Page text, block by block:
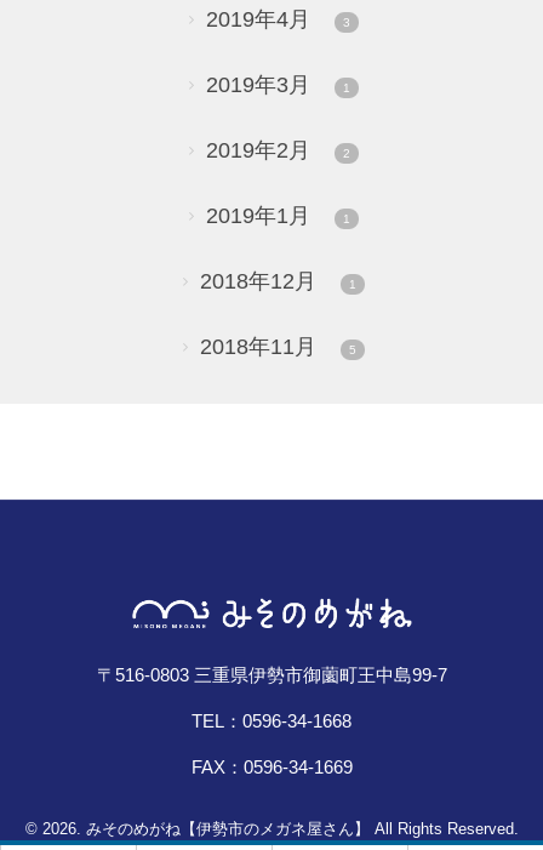
2019年4月 3
2019年3月 1
2019年2月 2
2019年1月 1
2018年12月 1
2018年11月 5
〒516-0803 三重県伊勢市御薗町王中島99-7
TEL：0596-34-1668
FAX：0596-34-1669
© 2026. みそのめがね【伊勢市のメガネ屋さん】 All Rights Reserved.